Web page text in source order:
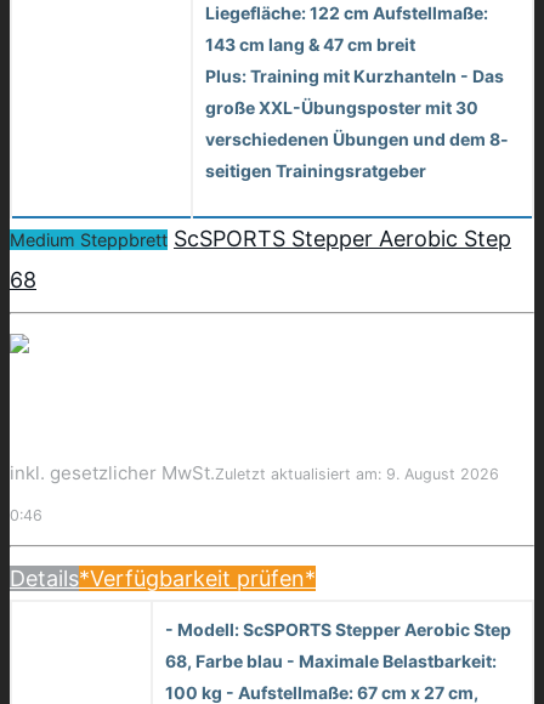
Liegefläche: 122 cm Aufstellmaße:
143 cm lang & 47 cm breit
Plus: Training mit Kurzhanteln - Das
große XXL-Übungsposter mit 30
verschiedenen Übungen und dem 8-
seitigen Trainingsratgeber
Medium Steppbrett ScSPORTS Stepper Aerobic Step
68
inkl. gesetzlicher MwSt.Zuletzt aktualisiert am: 9. August 2026
0:46
Details*Verfügbarkeit prüfen*
- Modell: ScSPORTS Stepper Aerobic Step
68, Farbe blau - Maximale Belastbarkeit:
100 kg - Aufstellmaße: 67 cm x 27 cm,